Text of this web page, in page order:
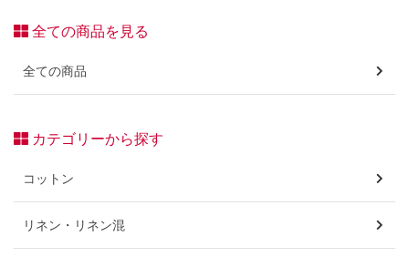
全ての商品を見る
全ての商品
カテゴリーから探す
コットン
リネン・リネン混